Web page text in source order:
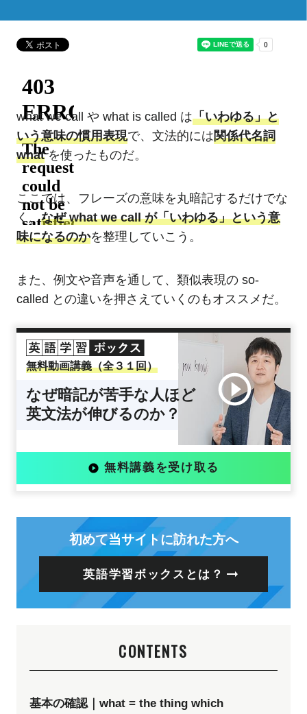
what we call や what is called は「いわゆる」と
いう意味の慣用表現で、文法的には関係代名詞
whatを使ったものだ。
ここでは、フレーズの意味を丸暗記するだけでな
く、なぜ what we call が「いわゆる」という意
味になるのかを整理していこう。
また、例文や音声を通して、類似表現の so-
called との違いを押さえていくのもオススメだ。
無料動画講義（全３１回）
なぜ暗記が苦手な人ほど
英文法が伸びるのか？
無料講義を受け取る
初めて当サイトに訪れた方へ
英語学習ボックスとは？
CONTENTS
基本の確認｜what = the thing which